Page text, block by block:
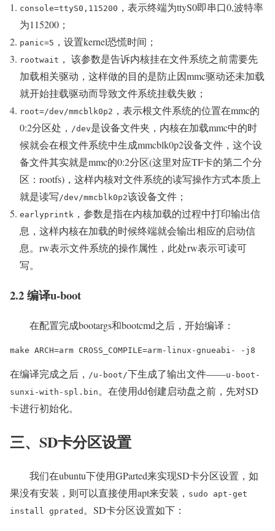
console=ttyS0,115200 ，表示终端为ttyS0即串口0,波特率
为115200；
panic=5 ，设置kernel恐慌时间；
rootwait ， 该参数是告诉内核挂在文件系统之前需要先
加载相关驱动，这样做的目的是防止因mmc驱动还未加载
就开始挂载驱动而导致文件系统挂载失败；
root=/dev/mmcblk0p2 ，表示根文件系统的位置在mmc的
0:2分区处， /dev是设备文件夹，内核在加载mmc中的时
候就会在根文件系统中生成mmcblk0p2设备文件，这个设
备文件其实就是mmc的0:2分区(这里对应TF卡的第二个分
区：rootfs)，这样内核对文件系统的读写操作方式本质上
就是读写/dev/mmcblk0p2该设备文件；
earlyprintk ，参数是指在内核加载的过程中打印输出信
息，这样内核在加载的时候终端就会输出相应的启动信
息。rw表示文件系统的操作属性，此处rw表示可读可
写。
2.2 编译u-boot
在配置完成bootargs和bootcmd之后，开始编译：
make ARCH=arm CROSS_COMPILE=arm-linux-gnueabi- -j8
在编译完成之后， /u-boot/下生成了输出文件——u-boot-
sunxi-with-spl.bin 。在使用dd创建启动盘之前，先对SD
卡进行初始化。
三、SD卡分区设置
我们在ubuntu下使用GParted来实现SD卡分区设置，如
果没有安装，则可以直接使用apt来安装， sudo apt-get
install gprated 。SD卡分区设置如下：